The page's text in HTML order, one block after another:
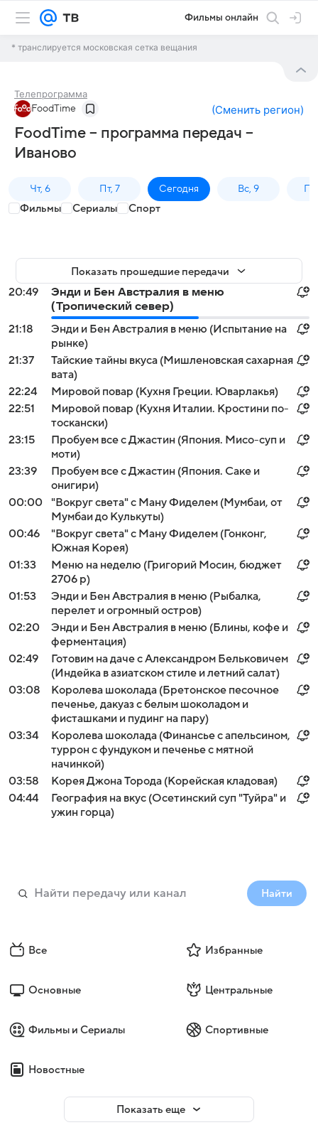
Фильмы онлайн
* транслируется московская сетка вещания
Телепрограмма
FoodTime (Сменить регион)
FoodTime – программа передач –
Иваново
Чт, 6 Пт, 7 Сегодня Вс, 9
Фильмы Сериалы Спорт
Показать прошедшие передачи
20:49
Энди и Бен Австралия в меню
(Тропический север)
21:18
Энди и Бен Австралия в меню (Испытание на
рынке)
21:37
Тайские тайны вкуса (Мишленовская сахарная
вата)
22:24
Мировой повар (Кухня Греции. Юварлакья)
22:51
Мировой повар (Кухня Италии. Кростини по-
тоскански)
23:15
Пробуем все с Джастин (Япония. Мисо-суп и
моти)
23:39
Пробуем все с Джастин (Япония. Саке и
онигири)
00:00
"Вокруг света" с Ману Фиделем (Мумбаи, от
Мумбаи до Кулькуты)
00:46
"Вокруг света" с Ману Фиделем (Гонконг,
Южная Корея)
01:33
Меню на неделю (Григорий Мосин, бюджет
2706 р)
01:53
Энди и Бен Австралия в меню (Рыбалка,
перелет и огромный остров)
02:20
Энди и Бен Австралия в меню (Блины, кофе и
ферментация)
02:49
Готовим на даче с Александром Бельковичем
(Индейка в азиатском стиле и летний салат)
03:08
Королева шоколада (Бретонское песочное
печенье, дакуаз с белым шоколадом и
фисташками и пудинг на пару)
03:34
Королева шоколада (Финансье с апельсином,
туррон с фундуком и печенье с мятной
начинкой)
03:58
Корея Джона Торода (Корейская кладовая)
04:44
География на вкус (Осетинский суп "Туйра" и
ужин горца)
Найти
Все Избранные
Основные Центральные
Фильмы и Сериалы Спортивные
Новостные
Показать еще